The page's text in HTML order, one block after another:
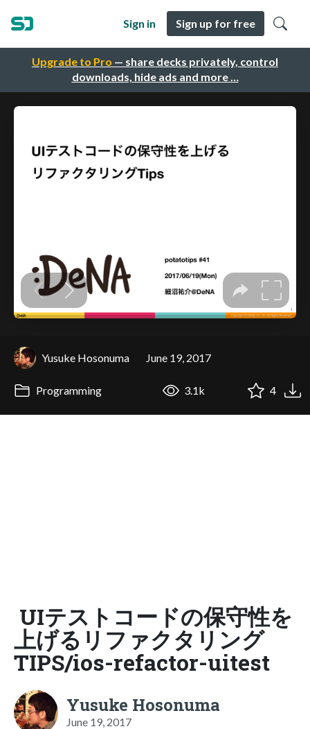
Upgrade to Pro — share decks privately, control
downloads, hide ads and more …
Sign in Sign up for free
Yusuke Hosonuma June 19, 2017
Programming 3.1k 4
UIテストコードの保守性を
上げるリファクタリング
TIPS/ios-refactor-uitest
Yusuke Hosonuma
June 19, 2017